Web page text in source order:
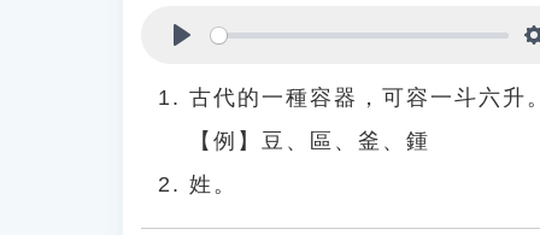
古代的一種容器，可容一斗六升。
【例】豆、區、釜、鍾
姓。